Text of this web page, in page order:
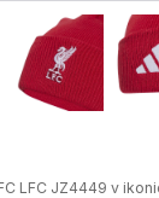
LFC JZ4449 v